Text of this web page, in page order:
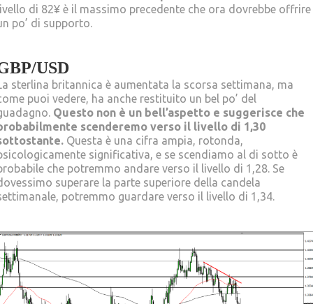
di 82¥ è il massimo precedente che ora dovrebbe offrire
po’ di supporto.
USD
sterlina britannica è aumentata la scorsa settimana, ma
puoi vedere, ha anche restituito un bel po’ del
Questo non è un bell’aspetto e suggerisce che
scenderemo verso il livello di 1,30
Questa è una cifra ampia, rotonda,
significativa, e se scendiamo al di sotto è
che potremmo andare verso il livello di 1,28. Se
superare la parte superiore della candela
potremmo guardare verso il livello di 1,34.